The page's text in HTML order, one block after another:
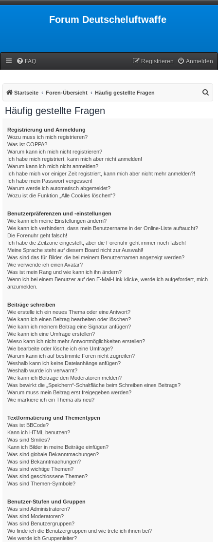
Forum Deutscheluftwaffe
FAQ Anmelden
Registrieren
Startseite Foren-Übersicht Häufig gestellte Fragen
Häufig gestellte Fragen
Registrierung und Anmeldung
Wozu muss ich mich registrieren?
Was ist COPPA?
Warum kann ich mich nicht registrieren?
Ich habe mich registriert, kann mich aber nicht anmelden!
Warum kann ich mich nicht anmelden?
Ich habe mich vor einiger Zeit registriert, kann mich aber nicht mehr anmelden?!
Ich habe mein Passwort vergessen!
Warum werde ich automatisch abgemeldet?
Wozu ist die Funktion „Alle Cookies löschen“?
Benutzerpräferenzen und -einstellungen
Wie kann ich meine Einstellungen ändern?
Wie kann ich verhindern, dass mein Benutzername in der Online-Liste auftaucht?
Die Forenuhr geht falsch!
Ich habe die Zeitzone eingestellt, aber die Forenuhr geht immer noch falsch!
Meine Sprache steht auf diesem Board nicht zur Auswahl!
Was sind das für Bilder, die bei meinem Benutzernamen angezeigt werden?
Wie verwende ich einen Avatar?
Was ist mein Rang und wie kann ich ihn ändern?
Wenn ich bei einem Benutzer auf den E-Mail-Link klicke, werde ich aufgefordert, mich
anzumelden.
Beiträge schreiben
Wie erstelle ich ein neues Thema oder eine Antwort?
Wie kann ich einen Beitrag bearbeiten oder löschen?
Wie kann ich meinem Beitrag eine Signatur anfügen?
Wie kann ich eine Umfrage erstellen?
Wieso kann ich nicht mehr Antwortmöglichkeiten erstellen?
Wie bearbeite oder lösche ich eine Umfrage?
Warum kann ich auf bestimmte Foren nicht zugreifen?
Weshalb kann ich keine Dateianhänge anfügen?
Weshalb wurde ich verwarnt?
Wie kann ich Beiträge den Moderatoren melden?
Was bewirkt die „Speichern“-Schaltfläche beim Schreiben eines Beitrags?
Warum muss mein Beitrag erst freigegeben werden?
Wie markiere ich ein Thema als neu?
Textformatierung und Thementypen
Was ist BBCode?
Kann ich HTML benutzen?
Was sind Smilies?
Kann ich Bilder in meine Beiträge einfügen?
Was sind globale Bekanntmachungen?
Was sind Bekanntmachungen?
Was sind wichtige Themen?
Was sind geschlossene Themen?
Was sind Themen-Symbole?
Benutzer-Stufen und Gruppen
Was sind Administratoren?
Was sind Moderatoren?
Was sind Benutzergruppen?
Wo finde ich die Benutzergruppen und wie trete ich ihnen bei?
Wie werde ich Gruppenleiter?